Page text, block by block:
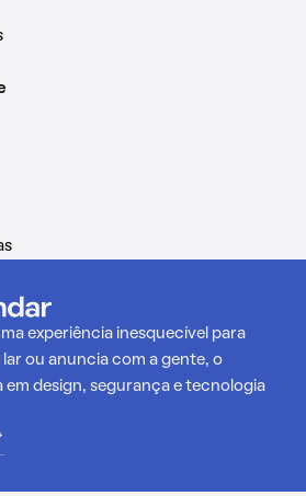
experiência inesquecível para
ou anuncia com a gente, o
design, segurança e tecnologia